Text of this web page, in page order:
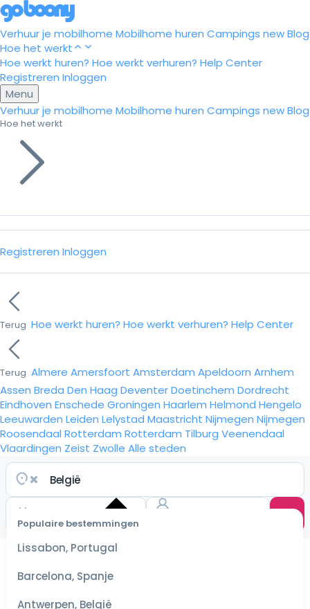
Verhuur je mobilhome Mobilhome huren Campings newBlog
Hoe het werkt
Hoe werkt huren? Hoe werkt verhuren? Help Center
Registreren Inloggen
Menu
Verhuur je mobilhome Mobilhome huren Campings newBlog
Hoe het werkt
Registreren Inloggen
Terug Hoe werkt huren? Hoe werkt verhuren? Help Center
Terug Almere Amersfoort Amsterdam Apeldoorn Arnhem
Assen Breda Den Haag DeventerDoetinchem Dordrecht
Eindhoven Enschede Groningen Haarlem Helmond Hengelo
Leeuwarden Leiden Lelystad Maastricht Nijmegen Nijmegen
Roosendaal Rotterdam Rotterdam Tilburg Veenendaal
Vlaardingen Zeist Zwolle Alle steden
Populaire bestemmingen
Lissabon, Portugal
Barcelona, Spanje
Antwerpen, België
datum
scherpste